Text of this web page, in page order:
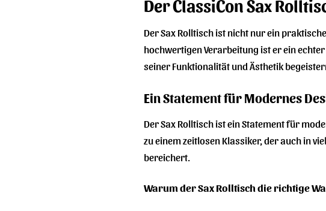
Der ClassiCon Sax
Der Sax Rolltisch ist nicht nur ein
hochwertigen Verarbeitung ist er ein
seiner Funktionalität und Ästhetik
Ein Statement für Modernes
Der Sax Rolltisch ist ein Statement für
zu einem zeitlosen Klassiker, der auch in
bereichert.
Warum der Sax Rolltisch die richtige